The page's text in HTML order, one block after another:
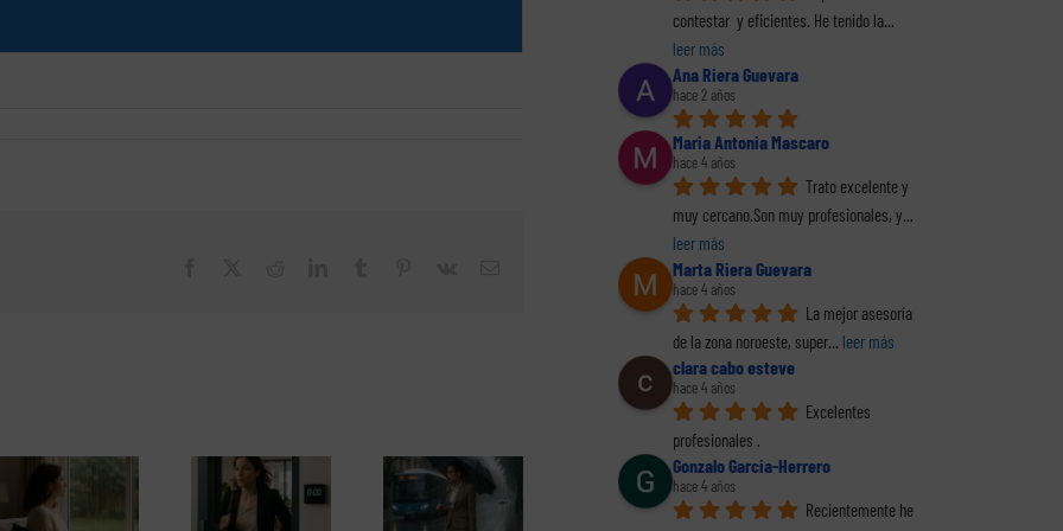
en España y la
Días de lluvia
e incidentes.
Cuando el mal
Una empresa
Personalización de
los estatutos
creciente de la
contestar  y eficientes. He tenido la
leer más
Ana Riera Guevara
hace 2 años
Maria Antonia Mascaro
hace 4 años
Trato excelente y
muy cercano.Son muy profesionales, y
leer más
Marta Riera Guevara
hace 4 años
La mejor asesoría
de la zona noroeste, super... leer más
clara cabo esteve
hace 4 años
Excelentes
profesionales .
Gonzalo Garcia-Herrero
hace 4 años
Recientemente he